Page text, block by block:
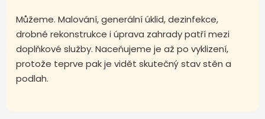
Můžeme. Malování, generální úklid, dezinfekce,
drobné rekonstrukce i úprava zahrady patří mezi
doplňkové služby. Naceňujeme je až po vyklizení,
protože teprve pak je vidět skutečný stav stěn a
podlah.